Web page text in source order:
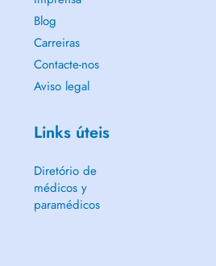
Blog
Carreiras
Contacte-nos
Aviso legal
Links úteis
Diretório de
médicos y
paramédicos